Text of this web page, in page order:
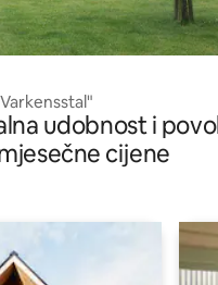
udobnost i
cijene